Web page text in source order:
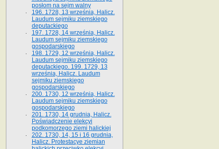
posłom na sejm walny
196. 1728, 13 września, Halicz.
Laudum sejmiku ziemskiego
deputackiego
197. 1728, 14 września, Halicz.
Laudum sejmiku ziemskiego
gospodarskiego
198. 1729, 12 września, Halicz.
Laudum sejmiku ziemskiego
deputackiego. 199. 1729, 13
września, Halicz. Laudum
sejmiku ziemskiego
gospodarskiego
200. 1730, 12 września, Halicz.
Laudum sejmiku ziemskiego
gospodarskiego
201. 1730, 14 grudnia, Halicz.
Poświadczenie elekcyi
podkomorzego ziemi halickiej
202. 1730, 14, 15 i 16 grudnia,
Halicz. Protestacye ziemian